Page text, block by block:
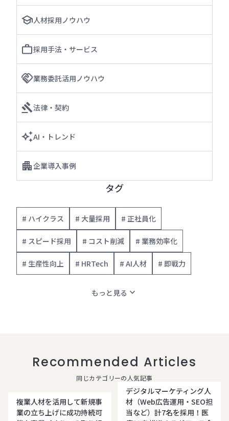
人材採用ノウハウ
採用手法・サービス
業務委託活用ノウハウ
法律・契約
AI・トレンド
企業導入事例
タグ
# ハイクラス # 大量採用 # 正社員化
# スピード採用 # コスト削減 # 業務効率化
# 生産性向上 # HRTech # AI人材 # 即戦力
もっと見る expand_more
Recommended Articles
同じカテゴリーの人気記事
複業人材を活用して新規事
業の立ち上げに成功持続可
デジタルマーケティング人
材（Web広告運用・SEO担
当など）計7名を採用！医